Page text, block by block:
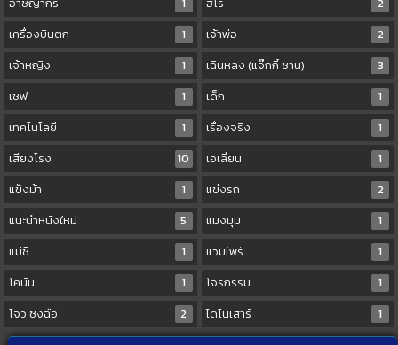
เครื่องบินตก
1 เจ้าพ่อ
2
เจ้าหญิง
1 เฉินหลง (แจ๊กกี้ ชาน)
3
เชฟ
1 เด็ก
1
เทคโนโลยี
1 เรื่องจริง
1
เสียงโรง
10 เอเลี่ยน
1
แข็งม้า
1 แข่งรถ
2
แนะนำหนังใหม่
5 แมงมุม
1
แม่ชี
1 แวมไพร์
1
โคนัน
1 โจรกรรม
1
โจว ซิงฉือ
2 ไดโนเสาร์ 1